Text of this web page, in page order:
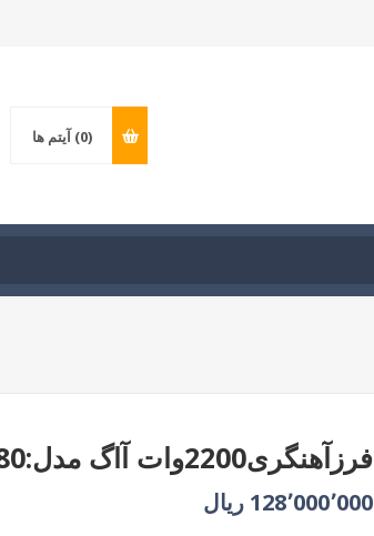
(0) آیتم ها
فرزآهنگری2200وات آاگ مدل:WS2200-180
128٬000٬000 ریال